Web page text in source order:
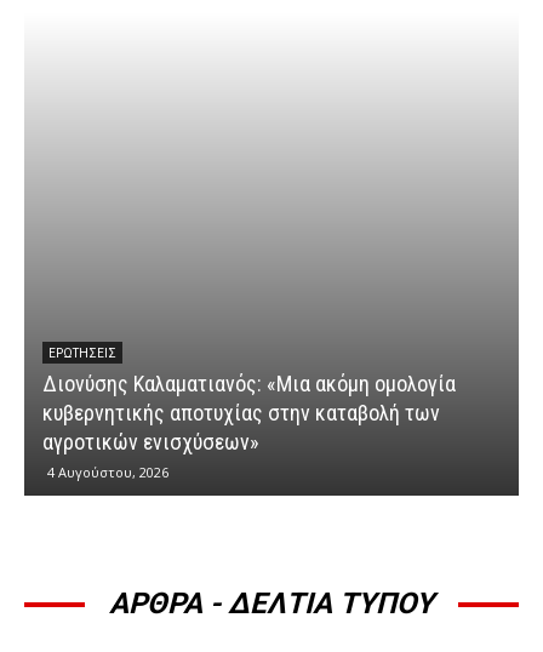
ΕΡΩΤΉΣΕΙΣ
Διονύσης Καλαματιανός: «Μια ακόμη ομολογία
κυβερνητικής αποτυχίας στην καταβολή των
αγροτικών ενισχύσεων»
4 Αυγούστου, 2026
ΑΡΘΡΑ - ΔΕΛΤΙΑ ΤΥΠΟΥ
ΆΡΘΡΑ - ΔΕΛΤΊΑ ΤΎΠΟΥ